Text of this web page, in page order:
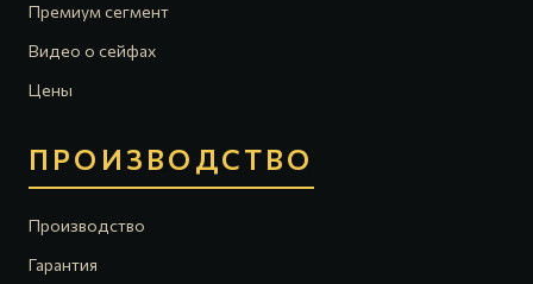
Премиум сегмент
Видео о сейфах
Цены
ПРОИЗВОДСТВО
Производство
Гарантия